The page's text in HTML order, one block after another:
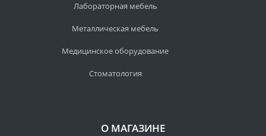
Лабораторная мебель
Металлическая мебель
Медицинское оборудование
Стоматология
О МАГАЗИНЕ